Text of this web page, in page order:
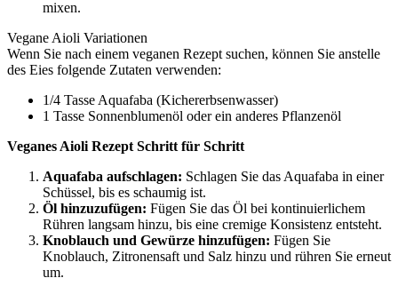
mixen.
Vegane Aioli Variationen
Wenn Sie nach einem veganen Rezept suchen, können Sie anstelle
des Eies folgende Zutaten verwenden:
1/4 Tasse Aquafaba (Kichererbsenwasser)
1 Tasse Sonnenblumenöl oder ein anderes Pflanzenöl
Veganes Aioli Rezept Schritt für Schritt
Aquafaba aufschlagen: Schlagen Sie das Aquafaba in einer
Schüssel, bis es schaumig ist.
Öl hinzuzufügen: Fügen Sie das Öl bei kontinuierlichem
Rühren langsam hinzu, bis eine cremige Konsistenz entsteht.
Knoblauch und Gewürze hinzufügen: Fügen Sie
Knoblauch, Zitronensaft und Salz hinzu und rühren Sie erneut
um.